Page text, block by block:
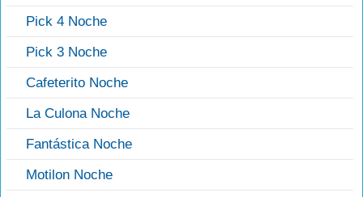
Pick 4 Noche
Pick 3 Noche
Cafeterito Noche
La Culona Noche
Fantástica Noche
Motilon Noche